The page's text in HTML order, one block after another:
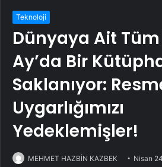
Teknoloji
Dünyaya Ait
Ay’da Bir
Saklanıyor:
Uygarlığımızı
Yedeklemişler!
MEHMET HAZBİN KAZBEK Nisan